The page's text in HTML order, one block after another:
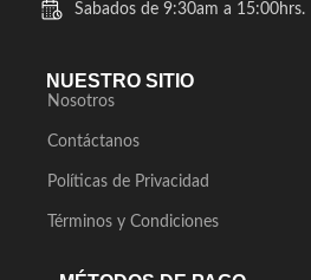
Sabados de 9:30am a 15:00hrs.
NUESTRO SITIO
Nosotros
Contáctanos
Políticas de Privacidad
Términos y Condiciones